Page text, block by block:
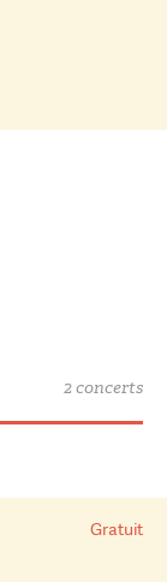
2 concerts
Gratuit